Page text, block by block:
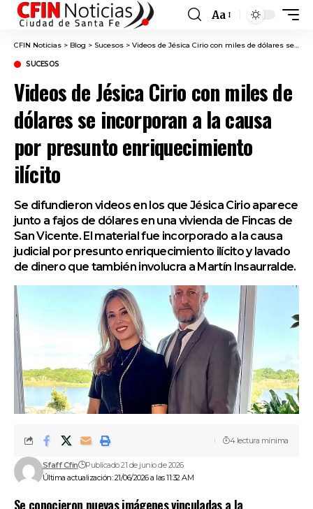
Font
Resizer
Aa
CFIN Noticias > Blog > Sucesos > Videos de Jésica Cirio con miles de dólares se incorporan a la causa por presunto enriquecimiento ilícito
SUCESOS
Videos de Jésica Cirio con miles de
dólares se incorporan a la causa
por presunto enriquecimiento
ilícito
Se difundieron videos en los que Jésica Cirio aparece
junto a fajos de dólares en una vivienda de Fincas de
San Vicente. El material fue incorporado a la causa
judicial por presunto enriquecimiento ilícito y lavado
de dinero que también involucra a Martín Insaurralde.
Última actualización: 21/06/2026 a las 11:32 AM
Sfaff Cfin Publicado 21 de junio de 2026
4 lectura mínima
Se conocieron nuevas imágenes vinculadas a la